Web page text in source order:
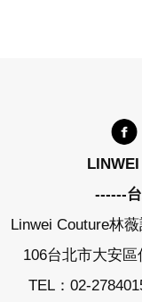
------
Linwei Couture林
106台北市大安
TEL：02-